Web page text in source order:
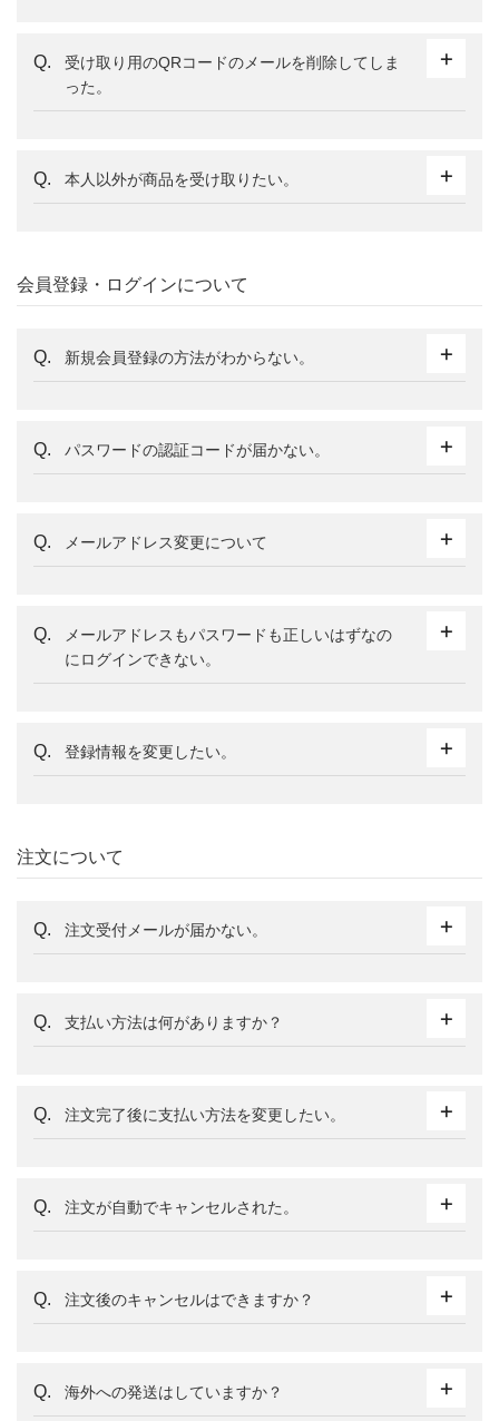
受け取り用のQRコードのメールを削除してしま
った。
本人以外が商品を受け取りたい。
会員登録・ログインについて
新規会員登録の方法がわからない。
パスワードの認証コードが届かない。
メールアドレス変更について
メールアドレスもパスワードも正しいはずなの
にログインできない。
登録情報を変更したい。
注文について
注文受付メールが届かない。
支払い方法は何がありますか？
注文完了後に支払い方法を変更したい。
注文が自動でキャンセルされた。
注文後のキャンセルはできますか？
海外への発送はしていますか？